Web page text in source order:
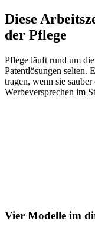
Diese
der Pflege
Pflege läuft rund um
Patentlösungen selten.
tragen, wenn sie
Werbeversprechen im
Vier Modelle im